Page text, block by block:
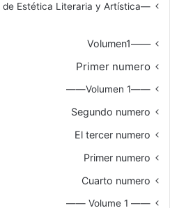
—Rama de la Revista Al-Mayadeen para Estudios de Estética Literaria y Artística
——Volumen1
Primer numero
——Volumen 1——
Segundo numero
El tercer numero
Primer numero
Cuarto numero
—— Volume 1 ——